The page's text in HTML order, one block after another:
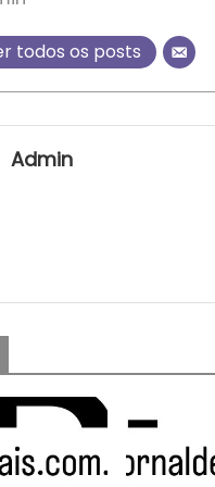
todos os posts
Admin